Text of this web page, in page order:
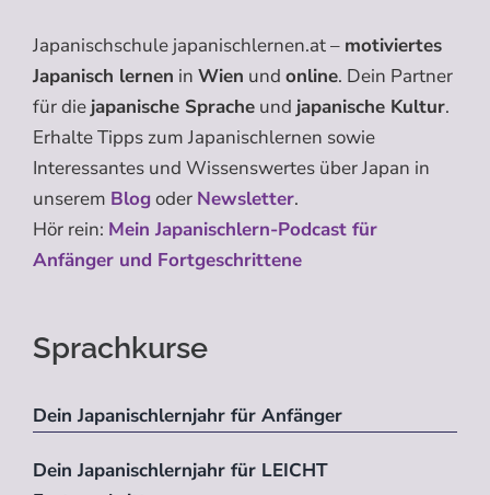
Japanischschule japanischlernen.at – motiviertes
Japanisch lernen in Wien und online. Dein Partner
für die japanische Sprache und japanische Kultur.
Erhalte Tipps zum Japanischlernen sowie
Interessantes und Wissenswertes über Japan in
unserem Blogoder Newsletter.
Hör rein: Mein Japanischlern-Podcast für
Anfänger und Fortgeschrittene
Sprachkurse
Dein Japanischlernjahr für Anfänger
Dein Japanischlernjahr für LEICHT